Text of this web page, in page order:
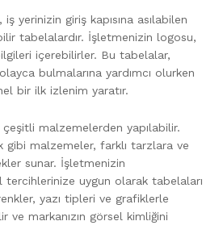
yerinizin giriş kapısına asılabilen
tabelalardır. İşletmenizin logosu,
içerebilirler. Bu tabelalar,
bulmalarına yardımcı olurken
bir ilk izlenim yaratır.
çeşitli malzemelerden yapılabilir.
gibi malzemeler, farklı tarzlara ve
sunar. İşletmenizin
tercihlerinize uygun olarak tabelaları
yazı tipleri ve grafiklerle
ve markanızın görsel kimliğini